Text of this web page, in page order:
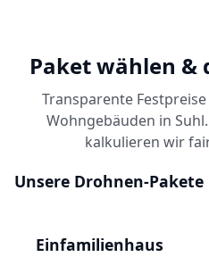
Paket wählen
Transparente
Wohngebäuden in
kalkulieren wir
Unsere Drohnen-Pakete
Einfamilienhaus